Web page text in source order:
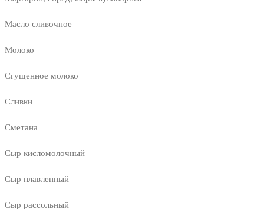
Масло сливочное
Молоко
Сгущенное молоко
Сливки
Сметана
Сыр кисломолочный
Сыр плавленный
Сыр рассольный